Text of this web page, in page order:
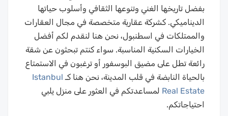
بفضل تاريخها الغني وتنوعها الثقافي وأسلوب حياتها
الديناميكي. كشركة عقارية متخصصة في مجال العقارات
والممتلكات في اسطنبول، نحن هنا لنقدم لكم أفضل
الخيارات السكنية المناسبة. سواء كنتم تبحثون عن شقة
رائعة تطل على مضيق البوسفور أو ترغبون في الاستمتاع
بالحياة النابضة في قلب المدينة، نحن هنا كـ Istanbul
Real Estate لمساعدتكم في العثور على منزل يلبي
احتياجاتكم.